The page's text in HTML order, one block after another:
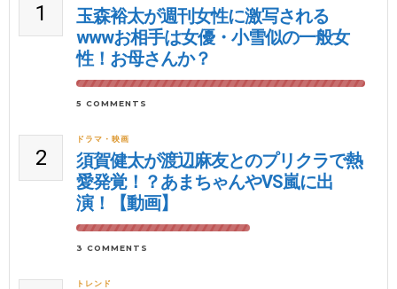
1
玉森裕太が週刊女性に激写される
wwwお相手は女優・小雪似の一般女
性！お母さんか？
5 COMMENTS
2
ドラマ・映画
須賀健太が渡辺麻友とのプリクラで熱
愛発覚！？あまちゃんやVS嵐に出
演！【動画】
3 COMMENTS
トレンド